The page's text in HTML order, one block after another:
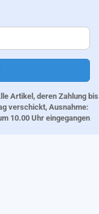
Artikel, deren Zahlung bis
verschickt, Ausnahme:
10.00 Uhr eingegangen